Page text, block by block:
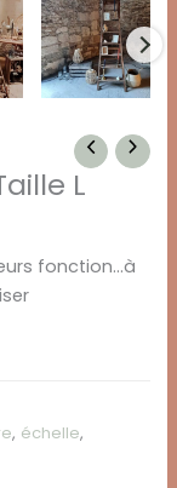
L
fonction…à
, échelle,